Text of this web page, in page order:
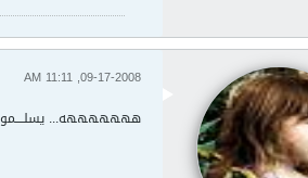
09-17-2008, 11:11 AM
هههههههه...